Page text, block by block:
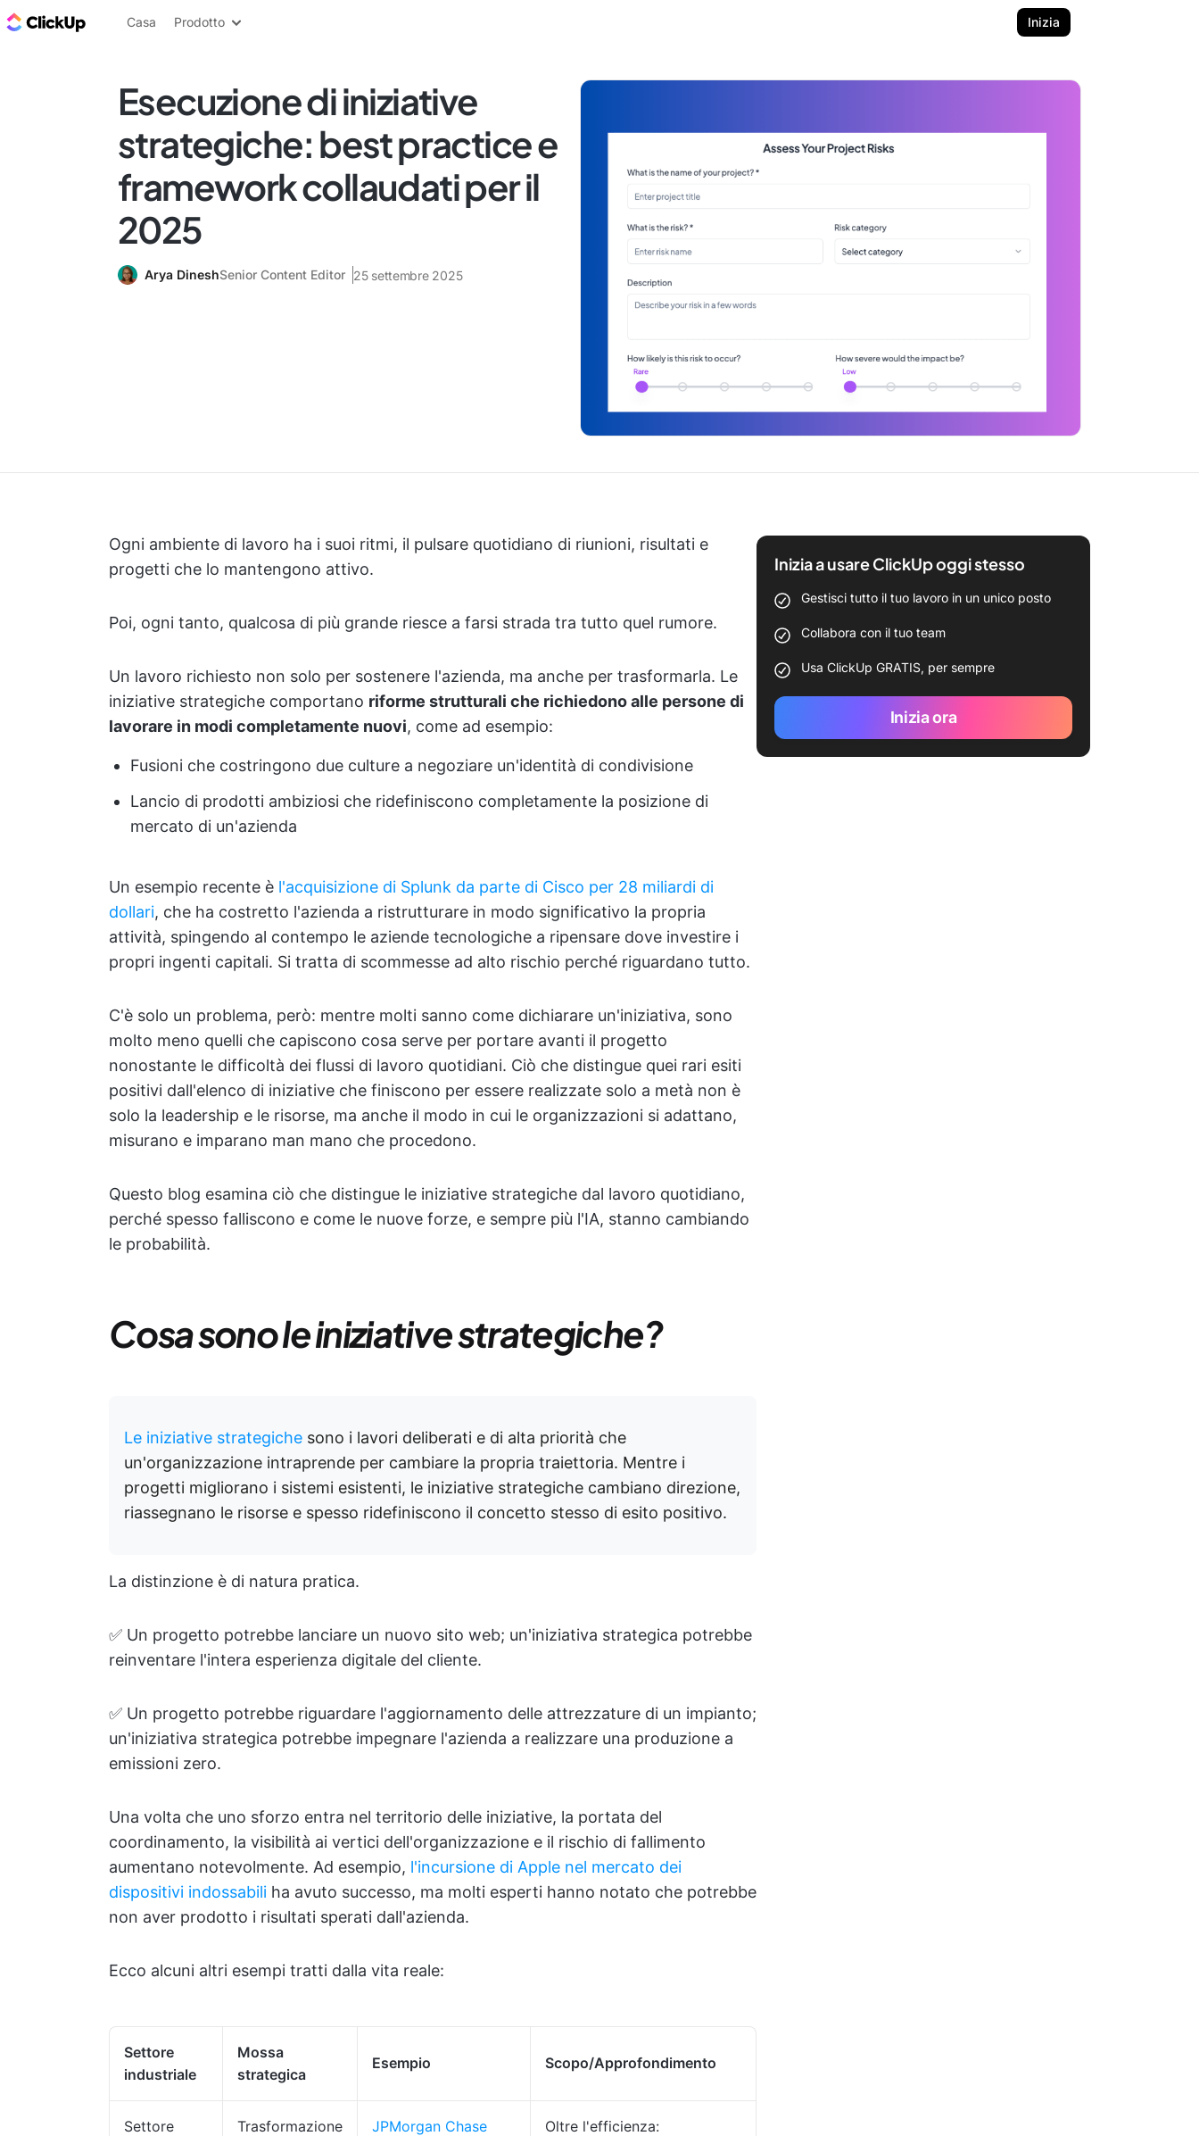
Blog di ClickUp
Casa Prodotto Inizia
Esecuzione di iniziative
strategiche: best practice e
framework collaudati per il
2025
Arya DineshSenior Content Editor 25 settembre 2025
Ogni ambiente di lavoro ha i suoi ritmi, il pulsare quotidiano di riunioni, risultati e
progetti che lo mantengono attivo.
Poi, ogni tanto, qualcosa di più grande riesce a farsi strada tra tutto quel rumore.
Un lavoro richiesto non solo per sostenere l'azienda, ma anche per trasformarla. Le
iniziative strategiche comportano riforme strutturali che richiedono alle persone di
lavorare in modi completamente nuovi, come ad esempio:
Fusioni che costringono due culture a negoziare un'identità di condivisione
Lancio di prodotti ambiziosi che ridefiniscono completamente la posizione di
mercato di un'azienda
Un esempio recente è l'acquisizione di Splunk da parte di Cisco per 28 miliardi di
dollari, che ha costretto l'azienda a ristrutturare in modo significativo la propria
attività, spingendo al contempo le aziende tecnologiche a ripensare dove investire i
propri ingenti capitali. Si tratta di scommesse ad alto rischio perché riguardano tutto.
C'è solo un problema, però: mentre molti sanno come dichiarare un'iniziativa, sono
molto meno quelli che capiscono cosa serve per portare avanti il progetto
nonostante le difficoltà dei flussi di lavoro quotidiani. Ciò che distingue quei rari esiti
positivi dall'elenco di iniziative che finiscono per essere realizzate solo a metà non è
solo la leadership e le risorse, ma anche il modo in cui le organizzazioni si adattano,
misurano e imparano man mano che procedono.
Questo blog esamina ciò che distingue le iniziative strategiche dal lavoro quotidiano,
perché spesso falliscono e come le nuove forze, e sempre più l'IA, stanno cambiando
le probabilità.
Cosa sono le iniziative strategiche?
Le iniziative strategiche sono i lavori deliberati e di alta priorità che
un'organizzazione intraprende per cambiare la propria traiettoria. Mentre i
progetti migliorano i sistemi esistenti, le iniziative strategiche cambiano direzione,
riassegnano le risorse e spesso ridefiniscono il concetto stesso di esito positivo.
La distinzione è di natura pratica.
✅ Un progetto potrebbe lanciare un nuovo sito web; un'iniziativa strategica potrebbe
reinventare l'intera esperienza digitale del cliente.
✅ Un progetto potrebbe riguardare l'aggiornamento delle attrezzature di un impianto;
un'iniziativa strategica potrebbe impegnare l'azienda a realizzare una produzione a
emissioni zero.
Una volta che uno sforzo entra nel territorio delle iniziative, la portata del
coordinamento, la visibilità ai vertici dell'organizzazione e il rischio di fallimento
aumentano notevolmente. Ad esempio, l'incursione di Apple nel mercato dei
dispositivi indossabili ha avuto successo, ma molti esperti hanno notato che potrebbe
non aver prodotto i risultati sperati dall'azienda.
Ecco alcuni altri esempi tratti dalla vita reale:
Settore
industriale
Mossa
strategica
Esempio Scopo/Approfondimento
Settore
Trasformazione
JPMorgan Chase
Oltre l'efficienza:
Inizia a usare ClickUp oggi stesso
Gestisci tutto il tuo lavoro in un unico posto
Collabora con il tuo team
Usa ClickUp GRATIS, per sempre
Inizia ora